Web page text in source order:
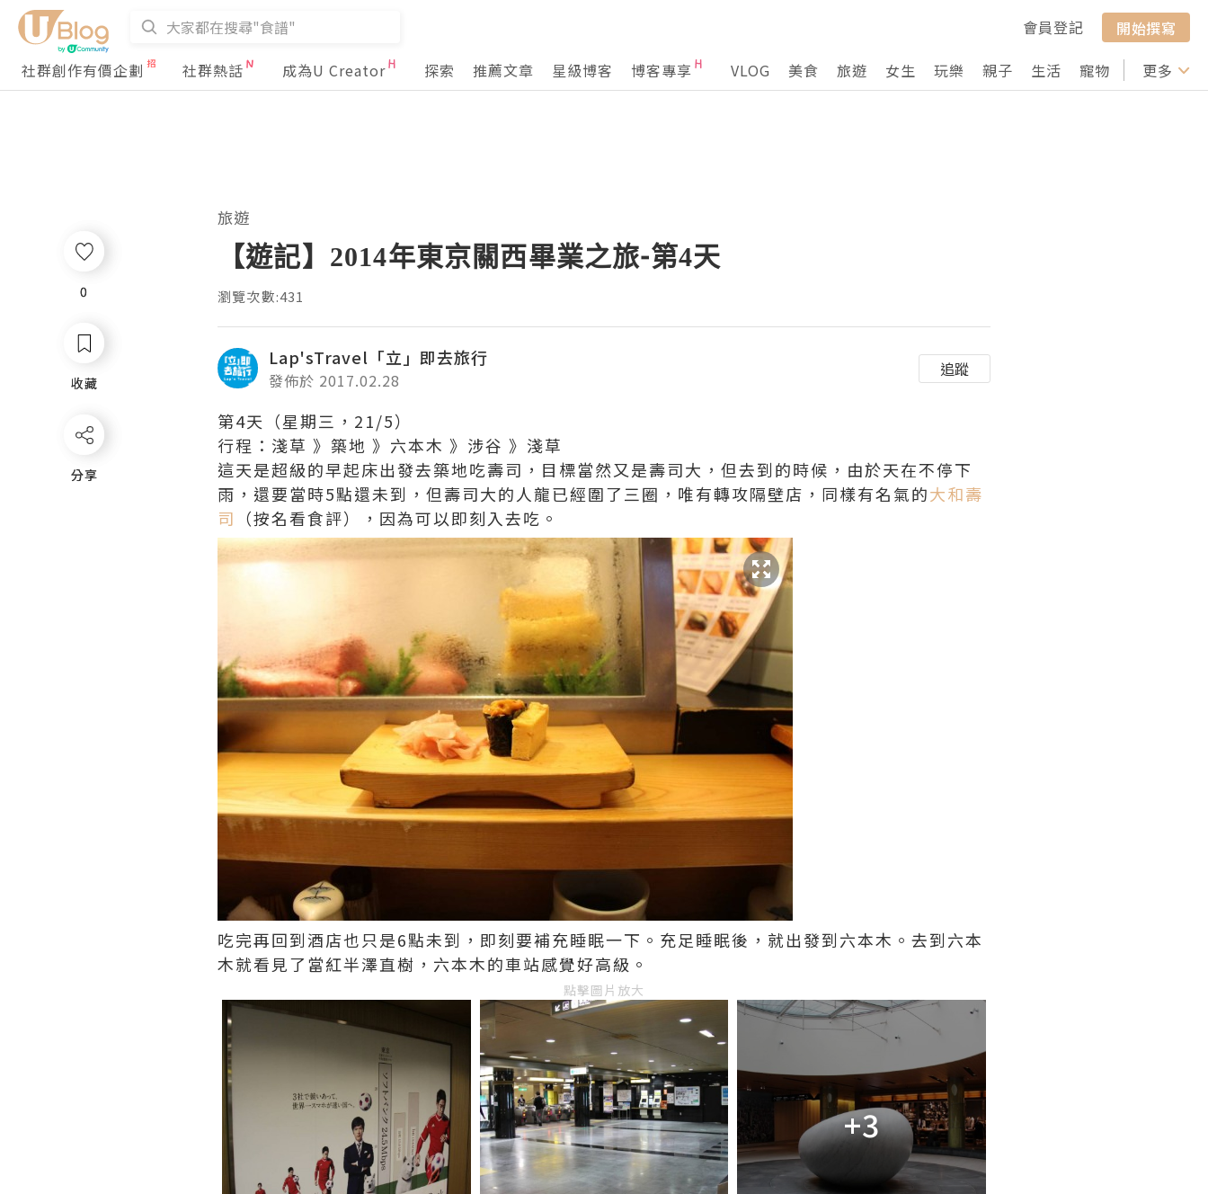
會員登記
開始撰寫
社群創作有價企劃
社群熱話 成為U Creator 探索 推薦文章 星級博客 博客專享 VLOG 美食 旅遊 女生 玩樂 親子 生活 寵物 行山 打卡
更多
0
收藏
分享
旅遊
【遊記】2014年東京關西畢業之旅-第4天
瀏覽次數:431
Lap'sTravel「立」即去旅行
發佈於 2017.02.28
追蹤
第4天（星期三，21/5）
行程：淺草 》築地 》六本木 》涉谷 》淺草
這天是超級的早起床出發去築地吃壽司，目標當然又是壽司大，但去到的時候，由於天在不停下
雨，還要當時5點還未到，但壽司大的人龍已經圍了三圈，唯有轉攻隔壁店，同樣有名氣的大和壽
司 （按名看食評），因為可以即刻入去吃。
吃完再回到酒店也只是6點未到，即刻要補充睡眠一下。充足睡眠後，就出發到六本木。去到六本
木就看見了當紅半澤直樹，六本木的車站感覺好高級。
點擊圖片放大
+3
0
收藏
分享